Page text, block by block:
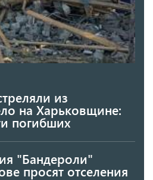
из
на Харьковщине:
погибших
"Бандероли"
просят отселения